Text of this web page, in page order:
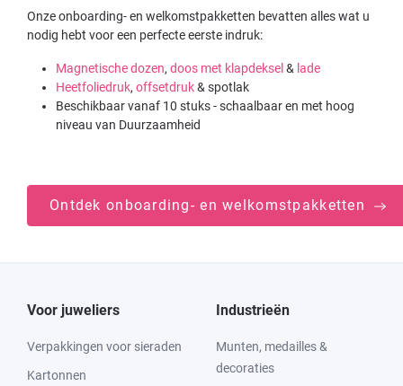
Onze onboarding- en welkomstpakketten bevatten alles wat u
nodig hebt voor een perfecte eerste indruk:
Magnetische dozen, doos met klapdeksel & lade
Heetfoliedruk, offsetdruk& spotlak
Beschikbaar vanaf 10 stuks - schaalbaar en met hoog
niveau van Duurzaamheid
Ontdek onboarding- en welkomstpakketten
Voor juweliers
Verpakkingen voor sieraden
Kartonnen
Industrieën
Munten, medailles &
decoraties